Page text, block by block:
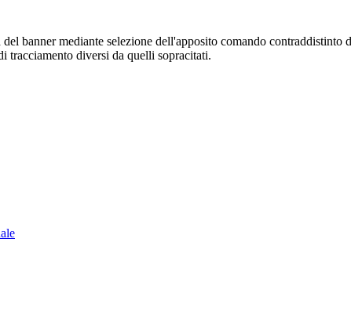
banner mediante selezione dell'apposito comando
tracciamento diversi da quelli sopracitati.